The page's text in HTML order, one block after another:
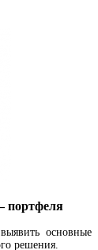
основные
решения.